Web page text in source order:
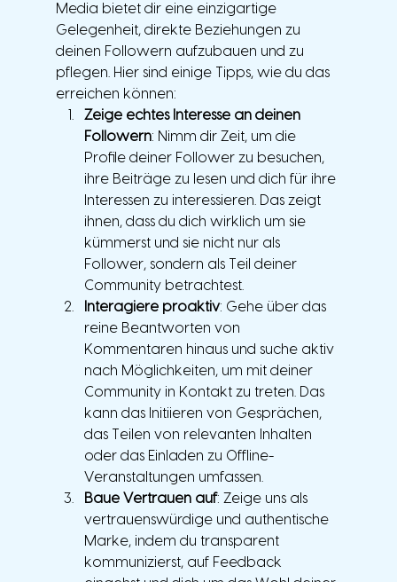
Media bietet dir eine einzigartige
Gelegenheit, direkte Beziehungen zu
deinen Followern aufzubauen und zu
pflegen. Hier sind einige Tipps, wie du das
erreichen können:
Zeige echtes Interesse an deinen
Followern: Nimm dir Zeit, um die
Profile deiner Follower zu besuchen,
ihre Beiträge zu lesen und dich für ihre
Interessen zu interessieren. Das zeigt
ihnen, dass du dich wirklich um sie
kümmerst und sie nicht nur als
Follower, sondern als Teil deiner
Community betrachtest.
Interagiere proaktiv: Gehe über das
reine Beantworten von
Kommentaren hinaus und suche aktiv
nach Möglichkeiten, um mit deiner
Community in Kontakt zu treten. Das
kann das Initiieren von Gesprächen,
das Teilen von relevanten Inhalten
oder das Einladen zu Offline-
Veranstaltungen umfassen.
Baue Vertrauen auf: Zeige uns als
vertrauenswürdige und authentische
Marke, indem du transparent
kommunizierst, auf Feedback